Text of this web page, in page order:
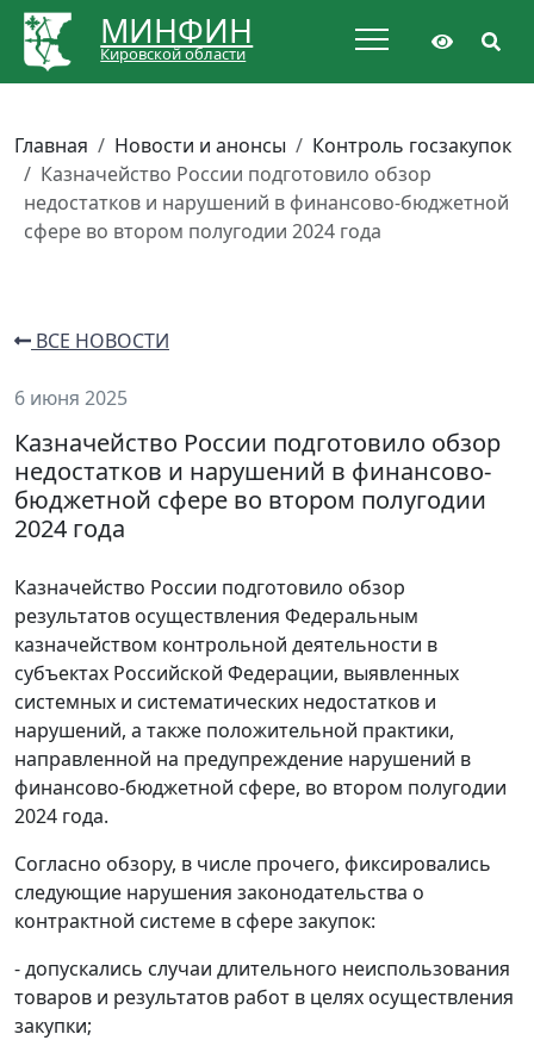
МИНФИН
Кировской области
Главная Новости и анонсы
Контроль госзакупок
Казначейство России подготовило обзор
недостатков и нарушений в финансово-бюджетной
сфере во втором полугодии 2024 года
ВСЕ НОВОСТИ
6 июня 2025
Казначейство России подготовило обзор
недостатков и нарушений в финансово-
бюджетной сфере во втором полугодии
2024 года
Казначейство России подготовило обзор
результатов осуществления Федеральным
казначейством контрольной деятельности в
субъектах Российской Федерации, выявленных
системных и систематических недостатков и
нарушений, а также положительной практики,
направленной на предупреждение нарушений в
финансово-бюджетной сфере, во втором полугодии
2024 года.
Согласно обзору, в числе прочего, фиксировались
следующие нарушения законодательства о
контрактной системе в сфере закупок:
- допускались случаи длительного неиспользования
товаров и результатов работ в целях осуществления
закупки;